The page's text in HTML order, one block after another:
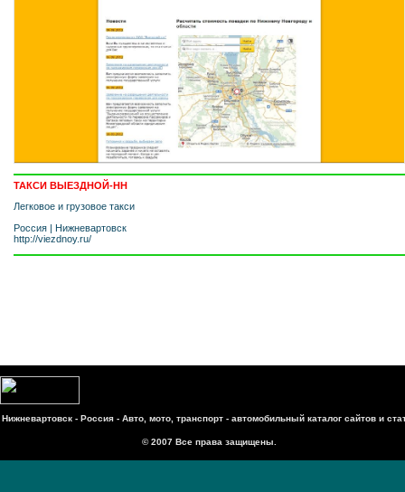
ТАКСИ ВЫЕЗДНОЙ-НН
Легковое и грузовое такси
Россия | Нижневартовск
http://viezdnoy.ru/
Нижневартовск - Россия - Авто, мото, транспорт - автомобильный каталог сайтов и
© 2007 Все права защищены.